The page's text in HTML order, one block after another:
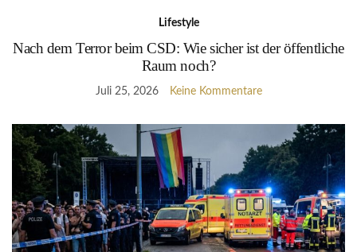
Lifestyle
Nach dem Terror beim CSD: Wie sicher ist der öffentliche
Raum noch?
Juli 25, 2026 Keine Kommentare